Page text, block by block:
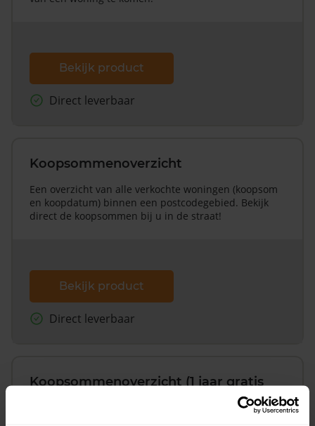
Bekijk product
Direct leverbaar
Koopsommenoverzicht
Een overzicht van alle verkochte woningen (koopsom
en koopdatum) binnen een postcodegebied. Bekijk
direct de koopsommen bij u in de straat!
Bekijk product
Direct leverbaar
Koopsommenoverzicht (1 jaar gratis